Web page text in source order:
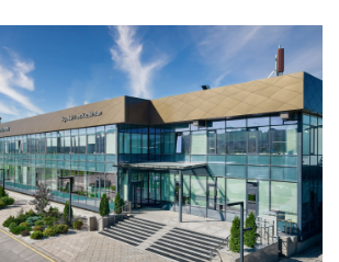
ӨТІНІМ ЖІБЕРУ
публичной офертой